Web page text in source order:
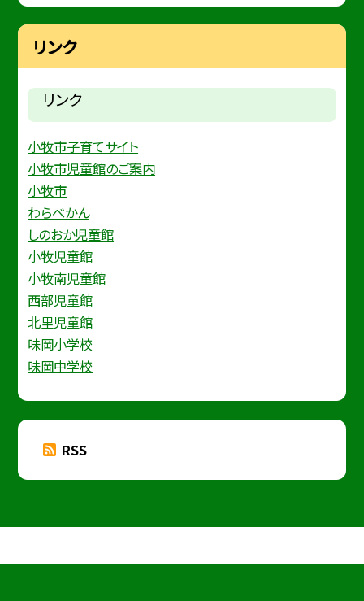
リンク
リンク
小牧市子育てサイト
小牧市児童館のご案内
小牧市
わらべかん
しのおか児童館
小牧児童館
小牧南児童館
西部児童館
北里児童館
味岡小学校
味岡中学校
RSS